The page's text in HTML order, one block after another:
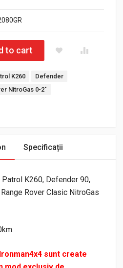
Patrol K260, Defender,
to cart
K260
Defender
NitroGas 0-2"
Specificații
K260, Defender 90,
Rover Clasic NitroGas
sunt create